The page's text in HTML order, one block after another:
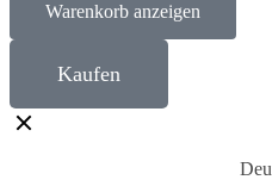
Warenkorb anzeigen
Kaufen